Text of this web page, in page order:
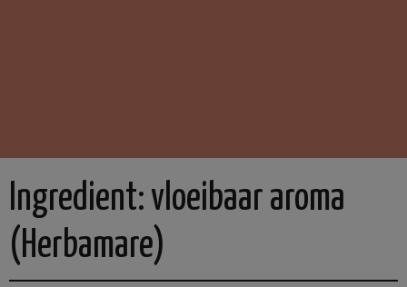
Ingredient: vloeibaar aroma
(Herbamare)